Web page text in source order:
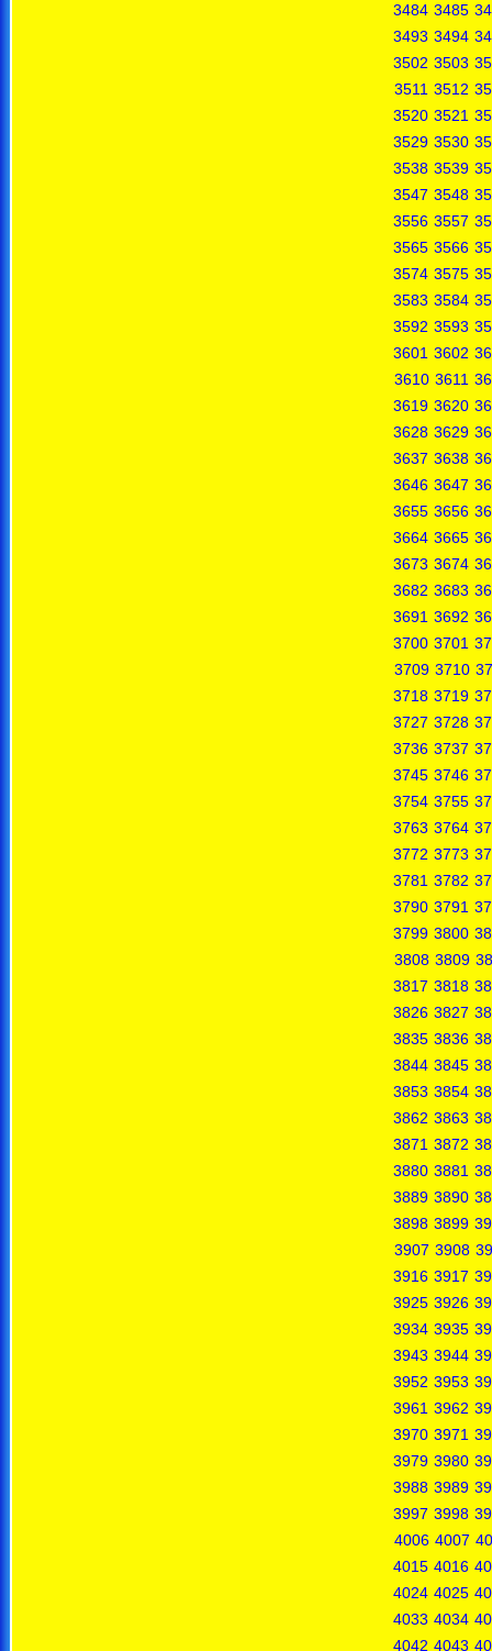
3484 3485
3493 3494
3502 3503
3511 3512
3520 3521
3529 3530
3538 3539
3547 3548
3556 3557
3565 3566
3574 3575
3583 3584
3592 3593
3601 3602
3610 3611
3619 3620
3628 3629
3637 3638
3646 3647
3655 3656
3664 3665
3673 3674
3682 3683
3691 3692
3700 3701
3709 3710
3718 3719
3727 3728
3736 3737
3745 3746
3754 3755
3763 3764
3772 3773
3781 3782
3790 3791
3799 3800
3808 3809
3817 3818
3826 3827
3835 3836
3844 3845
3853 3854
3862 3863
3871 3872
3880 3881
3889 3890
3898 3899
3907 3908
3916 3917
3925 3926
3934 3935
3943 3944
3952 3953
3961 3962
3970 3971
3979 3980
3988 3989
3997 3998
4006 4007
4015 4016
4024 4025
4033 4034
4042 4043